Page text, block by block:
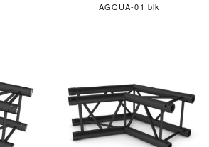
AGQUA-01 blk